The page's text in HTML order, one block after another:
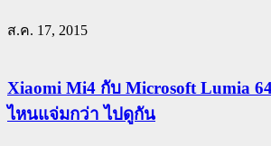
ส.ค. 17, 2015
Xiaomi Mi4 กับ Microsoft Lumia
ไหนแจ่มกว่า ไปดูกัน